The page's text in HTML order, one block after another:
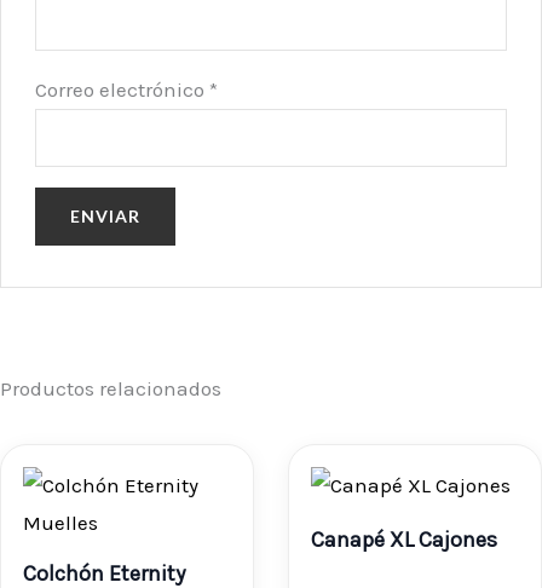
Correo electrónico *
Productos relacionados
Colchón Eternityprecios:
Canapé XL Cajones